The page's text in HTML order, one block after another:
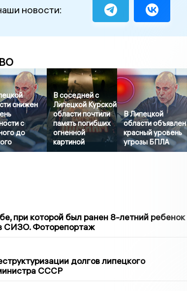
новости:
снижен
с
до
В соседней с
Липецкой Курской
области почтили
память погибших
огненной
картиной
В Липецкой
области объявлен
красный уровень
угрозы БПЛА
при которой был ранен 8-летний ребенок
СИЗО. Фоторепортаж
долгов липецкого
СССР